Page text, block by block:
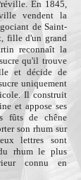
En 1845,
vendent la
de Saint-
fille d'un grand
reconnaît la
qu'il trouve
et décide de
uniquement
Il construit
et appose ses
fûts de chêne
son rhum sur
lettres sont
rhum le plus
connu en